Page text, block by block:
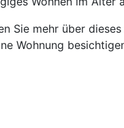
Sie mehr über
Wohnung